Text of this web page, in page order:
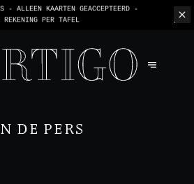
- ALLEEN KAARTEN GEACCEPTEERD -
REKENING PER TAFEL
DE PERS